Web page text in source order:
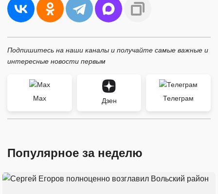
Подпишитесь на наши каналы и получайте самые важные и
интересные новости первым
Max Дзен Телеграм
Популярное за неделю